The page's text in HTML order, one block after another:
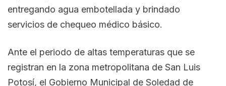
entregando agua embotellada y brindado
servicios de chequeo médico básico.
Ante el periodo de altas temperaturas que se
registran en la zona metropolitana de San Luis
Potosí, el Gobierno Municipal de Soledad de